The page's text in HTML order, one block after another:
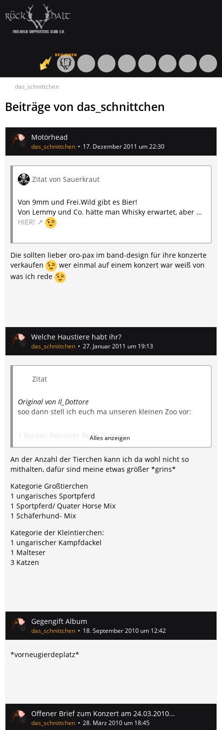
das_schnittchen
Beiträge von das_schnittchen
Motörhead
das_schnittchen 17. Dezember 2011 um 22:30
Zitat von Sauerkraut
Von 9mm und Frei.Wild gibt es Bier!
Von Lemmy und Co. hätte man Whisky erwartet, aber ...
HIER!
Die sollten lieber oro-pax im band-design für ihre konzerte
verkaufen
wer einmal auf einem konzert war weiß von
was ich rede
Welche Haustiere habt ihr?
das_schnittchen 27. Januar 2011 um 19:13
Zitat
Original von Il_Dottore
soo dann stell ich euch ma unseren kleinen Zoo vor:
1 Golden Retriever Rüde (5Jahre)
3 Zwergkanninchen
2 Frettchen
2 Bartagamen
(http://de.wikipedia.org/wiki/Pogona_vitticeps
2 Große Madagaskar Taggeckos
(http://de.wikipedia.org/wiki/Phelsuma_…
riensis_grandis
4 Kornnattern unterschiedlichster Farbe
(http://de.wikipedia.org/wiki/Kornnatter
1 Weißknie-Vogelspinne
(http://de.wikipedia.org/wiki/Wei%C3%9Fknievogelspinn
e
)
Alles anzeigen
An der Anzahl der Tierchen kann ich da wohl nicht so
mithalten, dafür sind meine etwas größer *grins*
Kategorie Großtierchen
1 ungarisches Sportpferd
1 Sportpferd/ Quater Horse Mix
1 Schäferhund- Mix
Kategorie der Kleintierchen:
1 ungarischer Kampfdackel
1 Malteser
3 Katzen
Gegengift Album
das_schnittchen 18. September 2010 um 12:42
*vorneugierdeplatz*
Offener Brief zum Konzert am 24.03.2010...
das_schnittchen 28. März 2010 um 18:45